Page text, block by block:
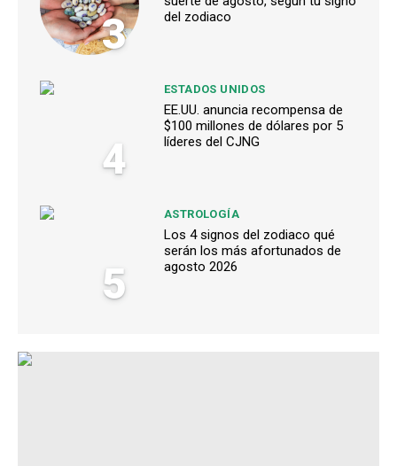
3
del zodiaco
4
ESTADOS UNIDOS
EE.UU. anuncia recompensa de
$100 millones de dólares por 5
líderes del CJNG
5
ASTROLOGÍA
Los 4 signos del zodiaco qué
serán los más afortunados de
agosto 2026